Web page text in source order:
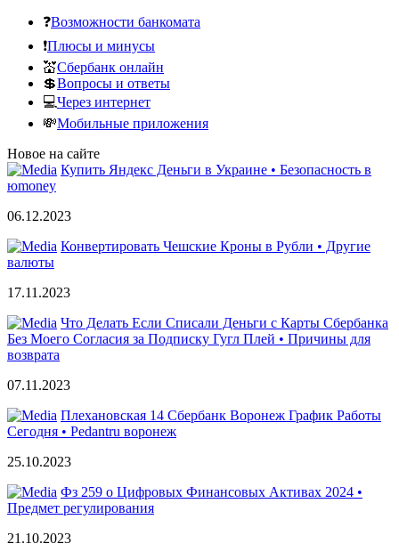
❓Возможности банкомата
❗Плюсы и минусы
💒Сбербанк онлайн
💲Вопросы и ответы
💻Через интернет
💸Мобильные приложения
Новое на сайте
Купить Яндекс Деньги в Украине • Безопасность в
юmoney
06.12.2023
Конвертировать Чешские Кроны в Рубли • Другие
валюты
17.11.2023
Что Делать Если Списали Деньги с Карты Сбербанка
Без Моего Согласия за Подписку Гугл Плей • Причины для
возврата
07.11.2023
Плехановская 14 Сбербанк Воронеж График Работы
Сегодня • Pedantru воронеж
25.10.2023
Фз 259 о Цифровых Финансовых Активах 2024 •
Предмет регулирования
21.10.2023